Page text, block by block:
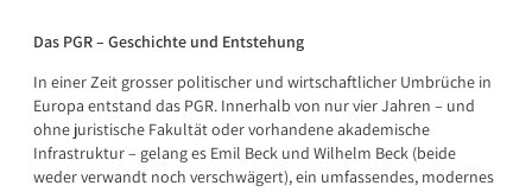
Das PGR – Geschichte und Entstehung
In einer Zeit grosser politischer und wirtschaftlicher Umbrüche in
Europa entstand das PGR. Innerhalb von nur vier Jahren – und
ohne juristische Fakultät oder vorhandene akademische
Infrastruktur – gelang es Emil Beck und Wilhelm Beck (beide
weder verwandt noch verschwägert), ein umfassendes, modernes